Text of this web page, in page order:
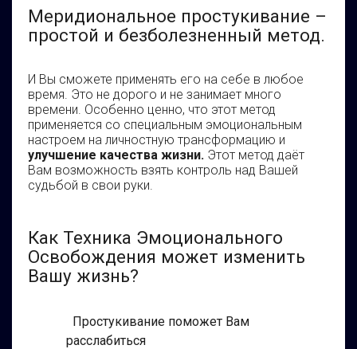
Меридиональное простукивание –
простой и безболезненный метод.
И Вы сможете применять его на себе в любое
время. Это не дорого и не занимает много
времени. Особенно ценно, что этот метод
применяется со специальным эмоциональным
настроем на личностную трансформацию и
улучшение качества жизни. Этот метод даёт
Вам возможность взять контроль над Вашей
судьбой в свои руки.
Как Техника Эмоционального
Освобождения может изменить
Вашу жизнь?
Простукивание поможет Вам
расслабиться